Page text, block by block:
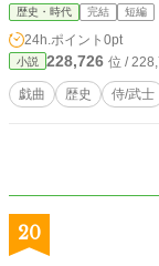
歴史・時代 完結 短編
24h.ポイント 0pt
小説 228,726 位 /
戯曲 歴史 侍/武士
20